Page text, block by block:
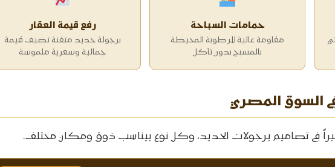
حمامات السباحة
مقاومة عالية للرطوبة المحيطة
بالمسبح بدون تآكل
رفع قيمة العقار
برجولة حديد متقنة تضيف قيمة
جمالية وسعرية ملموسة
السوق المصري
في تصاميم برجولات الحديد، وكل نوع بيناسب ذوق ومكان مختلف.